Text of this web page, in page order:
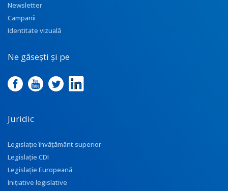
Newsletter
Campanii
Identitate vizuală
Ne găsești și pe
Juridic
Legislație învățământ superior
Legislație CDI
Legislație Europeană
Inițiative legislative